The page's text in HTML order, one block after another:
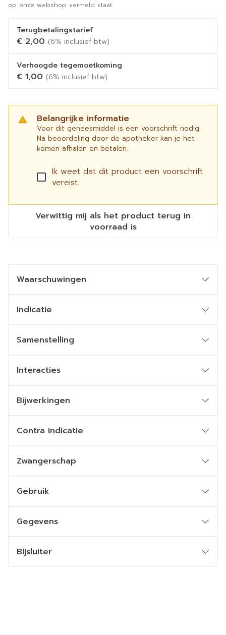
op onze webshop vermeld staat.
Terugbetalingstarief
€ 2,00 (6% inclusief btw)
Verhoogde tegemoetkoming
€ 1,00 (6% inclusief btw)
Belangrijke informatie
Voor dit geneesmiddel is een voorschrift nodig.
Na beoordeling door de apotheker kan je het
komen afhalen en betalen.
Ik weet dat dit product een voorschrift
vereist.
Verwittig mij als het product terug in
voorraad is
Waarschuwingen
Indicatie
Samenstelling
Interacties
Bijwerkingen
Contra indicatie
Zwangerschap
Gebruik
Gegevens
Bijsluiter